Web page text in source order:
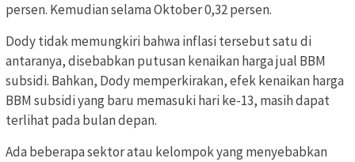
persen. Kemudian selama Oktober 0,32 persen.
Dody tidak memungkiri bahwa inflasi tersebut satu di
antaranya, disebabkan putusan kenaikan harga jual BBM
subsidi. Bahkan, Dody memperkirakan, efek kenaikan harga
BBM subsidi yang baru memasuki hari ke-13, masih dapat
terlihat pada bulan depan.
Ada beberapa sektor atau kelompok yang menyebabkan